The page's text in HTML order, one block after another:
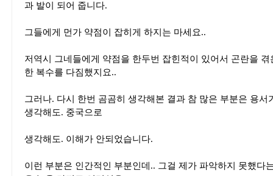
과 발이 되어 줍니다.
그들에게 먼가 약점이 잡히게 하지는 마세요..
저역시 그네들에게 약점을 한두번 잡힌적이 있어서 곤란을
한 복수를 다짐했지요..
그러나. 다시 한번 곰곰히 생각해본 결과 참 많은 부분은 용
생각해도. 중국으로
생각해도. 이해가 안되었습니다.
이런 부분은 인간적인 부분인데.. 그걸 제가 파악하지 못했다